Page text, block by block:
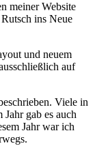
meiner Website
ins Neue
und neuem
auf
Viele in
gab es auch
Jahr war ich